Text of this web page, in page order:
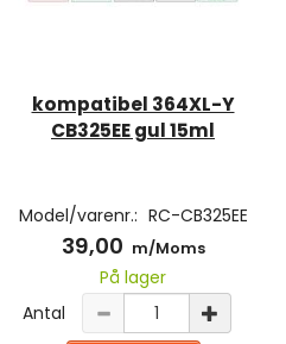
kompatibel 364XL-Y
CB325EE gul 15ml
Model/varenr.: RC-CB325EE
39,00 m/Moms
På lager
Antal